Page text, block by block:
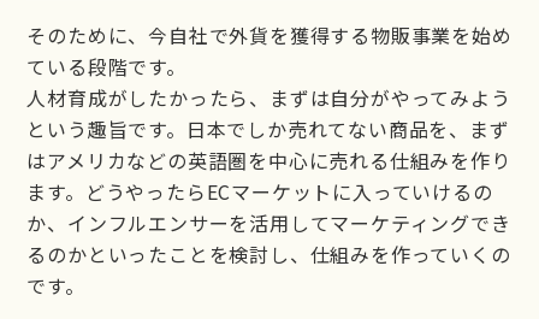
そのために、今自社で外貨を獲得する物販事業を始め
ている段階です。
人材育成がしたかったら、まずは自分がやってみよう
という趣旨です。日本でしか売れてない商品を、まず
はアメリカなどの英語圏を中心に売れる仕組みを作り
ます。どうやったらECマーケットに入っていけるの
か、インフルエンサーを活用してマーケティングでき
るのかといったことを検討し、仕組みを作っていくの
です。